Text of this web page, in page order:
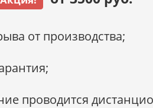
от производства;
проводится